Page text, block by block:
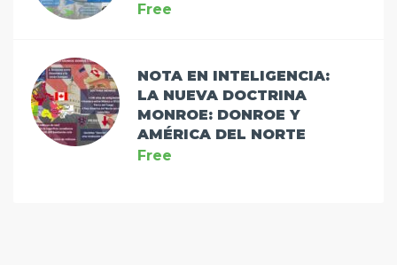
Free
NOTA EN INTELIGENCIA:
LA NUEVA DOCTRINA
MONROE: DONROE Y
AMÉRICA DEL NORTE
Free